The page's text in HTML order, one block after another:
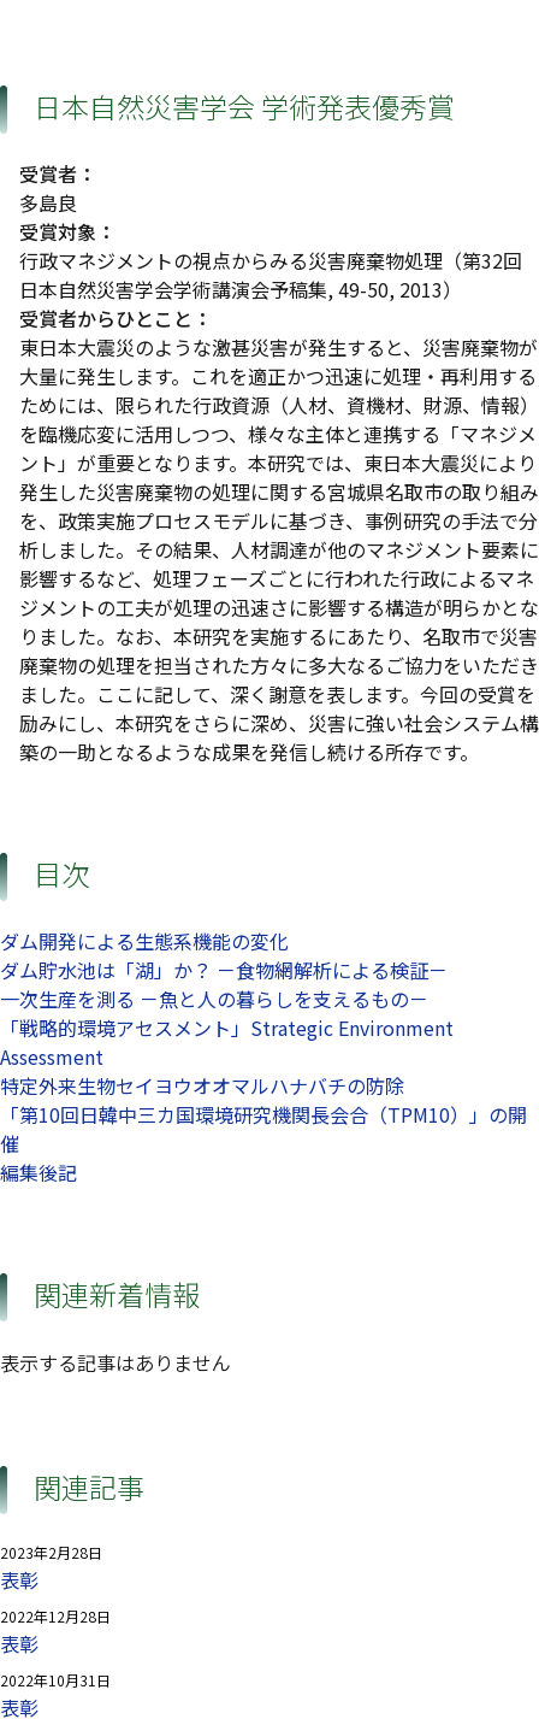
日本自然災害学会 学術発表優秀賞
受賞者：
多島良
受賞対象：
行政マネジメントの視点からみる災害廃棄物処理（第32回
日本自然災害学会学術講演会予稿集, 49-50, 2013）
受賞者からひとこと：
東日本大震災のような激甚災害が発生すると、災害廃棄物が
大量に発生します。これを適正かつ迅速に処理・再利用する
ためには、限られた行政資源（人材、資機材、財源、情報）
を臨機応変に活用しつつ、様々な主体と連携する「マネジメ
ント」が重要となります。本研究では、東日本大震災により
発生した災害廃棄物の処理に関する宮城県名取市の取り組み
を、政策実施プロセスモデルに基づき、事例研究の手法で分
析しました。その結果、人材調達が他のマネジメント要素に
影響するなど、処理フェーズごとに行われた行政によるマネ
ジメントの工夫が処理の迅速さに影響する構造が明らかとな
りました。なお、本研究を実施するにあたり、名取市で災害
廃棄物の処理を担当された方々に多大なるご協力をいただき
ました。ここに記して、深く謝意を表します。今回の受賞を
励みにし、本研究をさらに深め、災害に強い社会システム構
築の一助となるような成果を発信し続ける所存です。
目次
ダム開発による生態系機能の変化
ダム貯水池は「湖」か？ －食物網解析による検証－
一次生産を測る －魚と人の暮らしを支えるもの－
「戦略的環境アセスメント」Strategic Environment
Assessment
特定外来生物セイヨウオオマルハナバチの防除
「第10回日韓中三カ国環境研究機関長会合（TPM10）」の開
催
編集後記
関連新着情報
表示する記事はありません
関連記事
2023年2月28日
表彰
2022年12月28日
表彰
2022年10月31日
表彰